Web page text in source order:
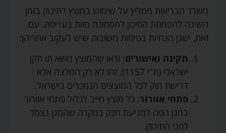
משרד הבריאות ממליץ על שימוש במוצץ לתינוק בזמן
השינה להפחתת הסיכון לתסמונת מוות בעריסה. עם
זאת, ישנן הנחיות בטיחות חשובות שיש לעקוב אחריהן:
תקינה ואישורים: ודאו שהמוצץ נושא תו תקן
ישראלי (ת"י 1157). זהו לא רק המלצה אלא
דרישת חוק לכל המוצצים הנמכרים בישראל.
פתחי אוורור: כל מוצץ חייב לכלול פתחי אוורור
במגן הפה למניעת חנק במקרה שהמגן נצמד
לפני התינוק.